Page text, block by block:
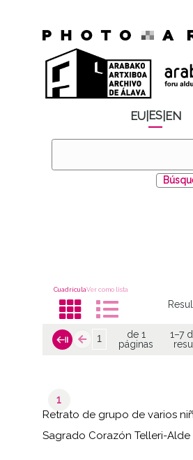
EU ES EN
CuadrículaVer como lista
de 1
páginas
1–7
1
Retrato de grupo de varios
Sagrado Corazón Telleri-Alde